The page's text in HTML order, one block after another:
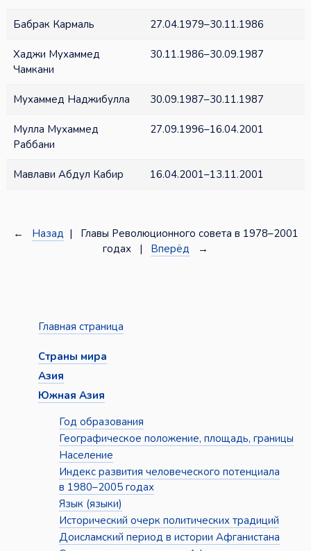
Бабрак Кармаль 27.04.1979–30.11.1986
Хаджи Мухаммед
Чамкани
30.11.1986–30.09.1987
Мухаммед Наджибулла 30.09.1987–30.11.1987
Мулла Мухаммед
Раббани
27.09.1996–16.04.2001
Мавлави Абдул Кабир 16.04.2001–13.11.2001
← Назад | Главы Революционного совета в 1978–2001
годах | Вперёд →
Главная страница
Страны мира
Азия
Южная Азия
Год образования
Географическое положение, площадь, границы
Население
Индекс развития человеческого потенциала
в 1980–2005 годах
Язык (языки)
Исторический очерк политических традиций
Доисламский период в истории Афганистана